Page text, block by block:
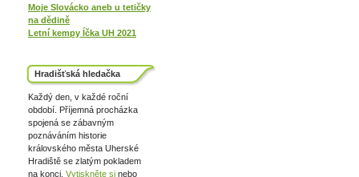
Moje Slovácko aneb u tetičky
na dědině
Letní kempy Íčka UH 2021
Hradišťská hledačka
Každý den, v každé roční
období. Příjemná procházka
spojená se zábavným
poznáváním historie
královského města Uherské
Hradiště se zlatým pokladem
na konci. Vytiskněte si nebo